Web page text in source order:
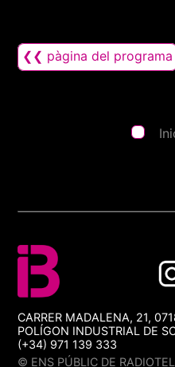
❮❮ pàgina del programa
CARRER MADALENA, 21,
POLÍGON INDUSTRIAL DE
(+34) 971 139 333
© ENS PÚBLIC DE